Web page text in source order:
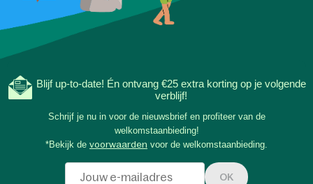
Blijf up-to-date! Én ontvang €25 extra korting op je volgende
verblijf!
Schrijf je nu in voor de nieuwsbrief en profiteer van de
welkomstaanbieding!
*Bekijk de voorwaarden voor de welkomstaanbieding.
OK